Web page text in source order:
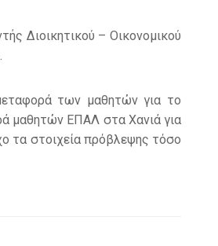
Διοικητικού – Οικονομικού
των μαθητών για το
μαθητών ΕΠΑΛ στα Χανιά για
τα στοιχεία πρόβλεψης τόσο